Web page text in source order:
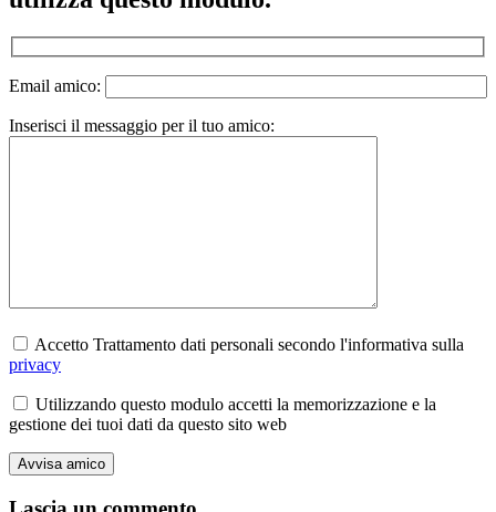
Email amico:
Inserisci il messaggio per il tuo amico:
Accetto Trattamento dati personali secondo l'informativa sulla
privacy
Utilizzando questo modulo accetti la memorizzazione e la
gestione dei tuoi dati da questo sito web